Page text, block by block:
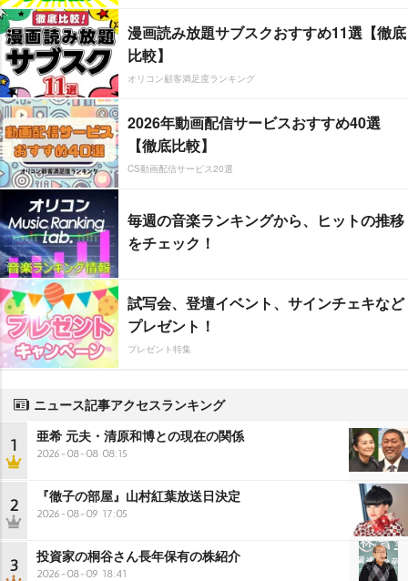
漫画読み放題サブスクおすすめ11選【徹底
比較】
オリコン顧客満足度ランキング
2026年動画配信サービスおすすめ40選
【徹底比較】
CS動画配信サービス20選
毎週の音楽ランキングから、ヒットの推移
をチェック！
試写会、登壇イベント、サインチェキなど
プレゼント！
プレゼント特集
ニュース記事アクセスランキング
1 亜希 元夫・清原和博との現在の関係
2026-08-08 08:15
2 『徹子の部屋』山村紅葉放送日決定
2026-08-09 17:05
3 投資家の桐谷さん長年保有の株紹介
2026-08-09 18:41